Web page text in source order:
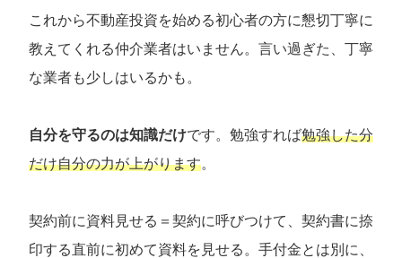
これから不動産投資を始める初心者の方に懇切丁寧に
教えてくれる仲介業者はいません。言い過ぎた、丁寧
な業者も少しはいるかも。
自分を守るのは知識だけです。勉強すれば勉強した分
だけ自分の力が上がります。
契約前に資料見せる＝契約に呼びつけて、契約書に捺
印する直前に初めて資料を見せる。手付金とは別に、